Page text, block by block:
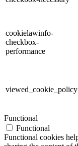
cookielawinfo-
checkbox-
performance
viewed_cookie_policy
Functional
Functional
Functional cookies